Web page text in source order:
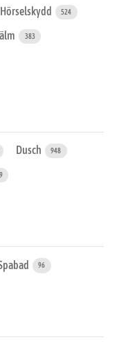
Hörselskydd 524
383
Dusch 948
96